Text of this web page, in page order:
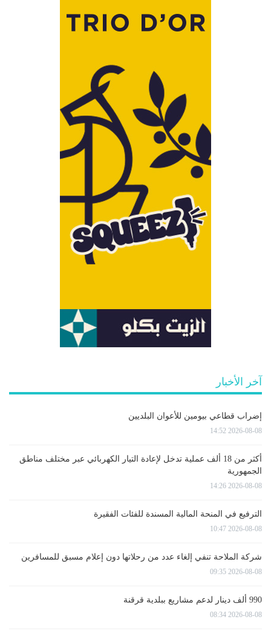
آخر الأخبار
إضراب قطاعي بيومين للأعوان البلديين
2026-08-08 14:52
أكثر من 18 ألف عملية تدخل لإعادة التيار الكهربائي عبر مختلف مناطق
الجمهورية
2026-08-08 14:26
الترفيع في المنحة المالية المسندة للفئات الفقيرة
2026-08-08 10:47
شركة الملاحة تنفي إلغاء عدد من رحلاتها دون إعلام مسبق للمسافرين
2026-08-08 09:35
990 ألف دينار لدعم مشاريع ببلدية قرقنة
2026-08-08 08:34